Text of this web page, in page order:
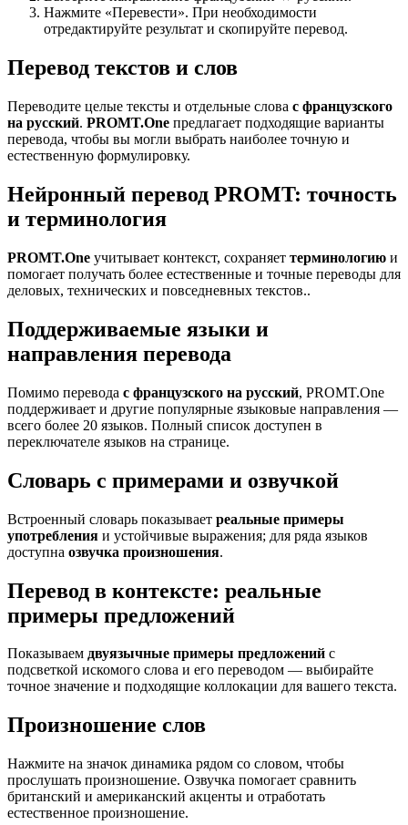
Нажмите «Перевести». При необходимости
отредактируйте результат и скопируйте перевод.
Перевод текстов и слов
Переводите целые тексты и отдельные слова с французского
на русский. PROMT.One предлагает подходящие варианты
перевода, чтобы вы могли выбрать наиболее точную и
естественную формулировку.
Нейронный перевод PROMT: точность
и терминология
PROMT.One учитывает контекст, сохраняет терминологию и
помогает получать более естественные и точные переводы для
деловых, технических и повседневных текстов..
Поддерживаемые языки и
направления перевода
Помимо перевода с французского на русский, PROMT.One
поддерживает и другие популярные языковые направления —
всего более 20 языков. Полный список доступен в
переключателе языков на странице.
Словарь с примерами и озвучкой
Встроенный словарь показывает реальные примеры
употребления и устойчивые выражения; для ряда языков
доступна озвучка произношения.
Перевод в контексте: реальные
примеры предложений
Показываем двуязычные примеры предложений с
подсветкой искомого слова и его переводом — выбирайте
точное значение и подходящие коллокации для вашего текста.
Произношение слов
Нажмите на значок динамика рядом со словом, чтобы
прослушать произношение. Озвучка помогает сравнить
британский и американский акценты и отработать
естественное произношение.